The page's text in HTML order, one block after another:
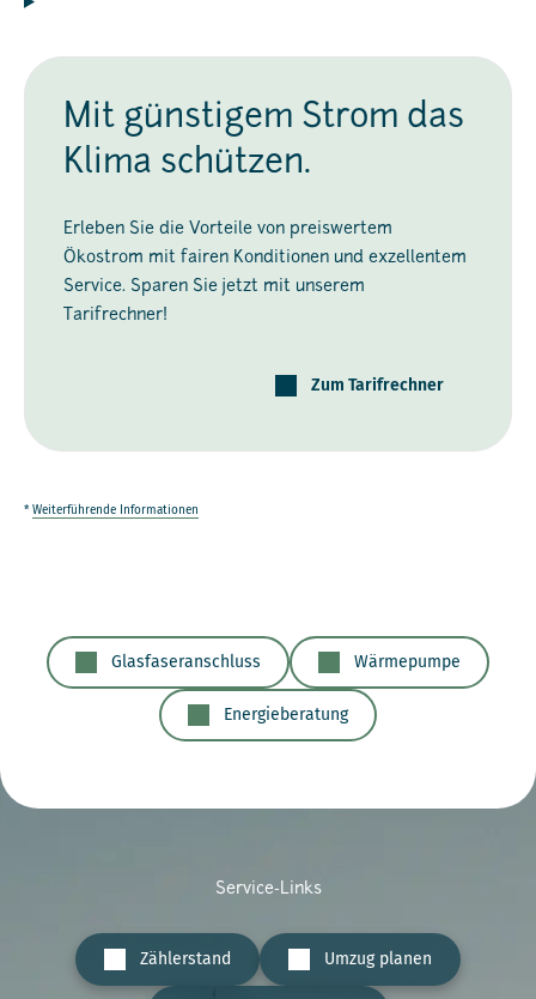
Mit günstigem Strom das
Klima schützen.
Erleben Sie die Vorteile von preiswertem
Ökostrom mit fairen Konditionen und exzellentem
Service. Sparen Sie jetzt mit unserem
Tarifrechner!
Zum Tarifrechner
* Weiterführende Informationen
Glasfaseranschluss Wärmepumpe
Energieberatung
Service-Links
Zählerstand Umzug planen